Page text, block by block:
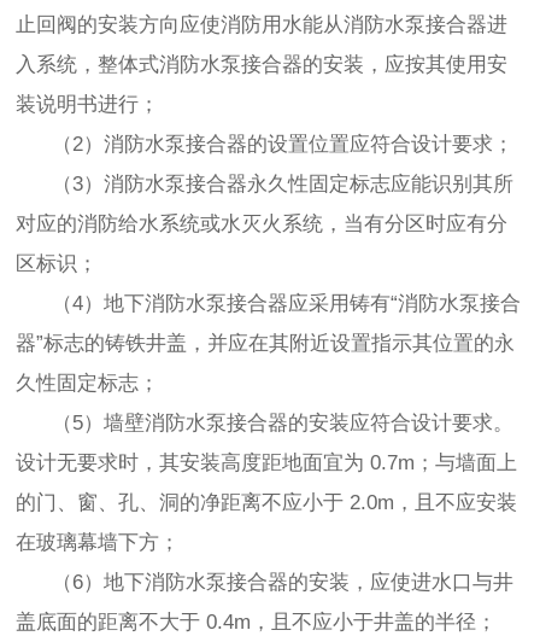
止回阀的安装方向应使消防用水能从消防水泵接合器进
入系统，整体式消防水泵接合器的安装，应按其使用安
装说明书进行；
（2）消防水泵接合器的设置位置应符合设计要求；
（3）消防水泵接合器永久性固定标志应能识别其所
对应的消防给水系统或水灭火系统，当有分区时应有分
区标识；
（4）地下消防水泵接合器应采用铸有“消防水泵接合
器”标志的铸铁井盖，并应在其附近设置指示其位置的永
久性固定标志；
（5）墙壁消防水泵接合器的安装应符合设计要求。
设计无要求时，其安装高度距地面宜为 0.7m；与墙面上
的门、窗、孔、洞的净距离不应小于 2.0m，且不应安装
在玻璃幕墙下方；
（6）地下消防水泵接合器的安装，应使进水口与井
盖底面的距离不大于 0.4m，且不应小于井盖的半径；